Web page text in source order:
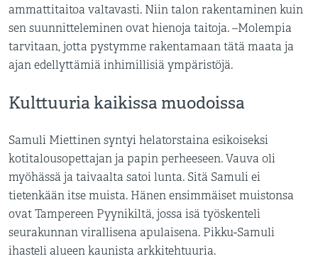
ammattitaitoa valtavasti. Niin talon rakentaminen kuin
sen suunnitteleminen ovat hienoja taitoja. –Molempia
tarvitaan, jotta pystymme rakentamaan tätä maata ja
ajan edellyttämiä inhimillisiä ympäristöjä.
Kulttuuria kaikissa muodoissa
Samuli Miettinen syntyi helatorstaina esikoiseksi
kotitalousopettajan ja papin perheeseen. Vauva oli
myöhässä ja taivaalta satoi lunta. Sitä Samuli ei
tietenkään itse muista. Hänen ensimmäiset muistonsa
ovat Tampereen Pyynikiltä, jossa isä työskenteli
seurakunnan virallisena apulaisena. Pikku-Samuli
ihasteli alueen kaunista arkkitehtuuria.